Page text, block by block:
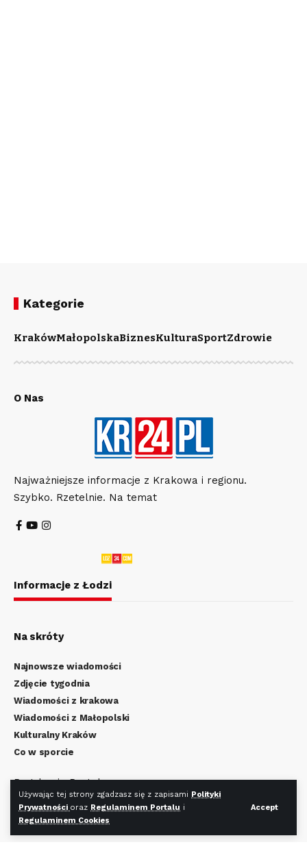
Używając tej strony zgadzasz się z zapisami Polityki
Prywatności oraz Regulaminem Portalu i
Regulaminem Cookies
Accept
Kategorie
KrakówMałopolskaBiznesKulturaSportZdrowie
O Nas
Najważniejsze informacje z Krakowa i regionu.
Szybko. Rzetelnie. Na temat
Informacje z Łodzi
Na skróty
Najnowsze wiadomości
Zdjęcie tygodnia
Wiadomości z krakowa
Wiadomości z Małopolski
Kulturalny Kraków
Co w sporcie
Regulamin Portalu
Polityka Prywatności
Regulamin Cookies